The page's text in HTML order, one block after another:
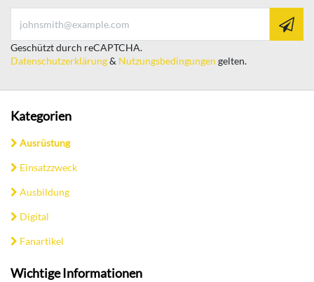
Geschützt durch reCAPTCHA.
Datenschutzerklärung& Nutzungsbedingungen gelten.
Kategorien
Ausrüstung
Einsatzzweck
Ausbildung
Digital
Fanartikel
Wichtige Informationen